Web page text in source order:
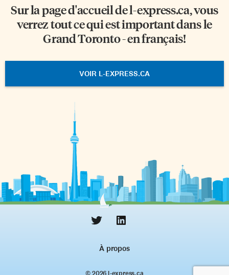
Sur la page d'accueil del-express.ca, vous
verrez tout ce qui est important dans le
Grand Toronto - en français!
VOIR L-EXPRESS.CA
À propos